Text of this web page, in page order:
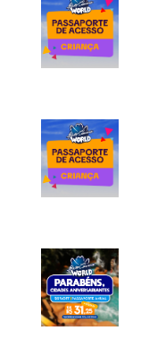
INFO
INFO
INFO